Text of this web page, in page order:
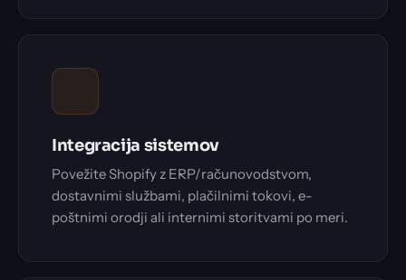
Integracija sistemov
Povežite Shopify z ERP/računovodstvom,
dostavnimi službami, plačilnimi tokovi, e-
poštnimi orodji ali internimi storitvami po meri.